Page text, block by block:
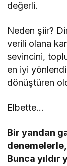
değerli.
Neden şiir?
verili olana
sevincini,
en iyi
dönüştüren
Elbette…
Bir yandan
Bunca yıldır